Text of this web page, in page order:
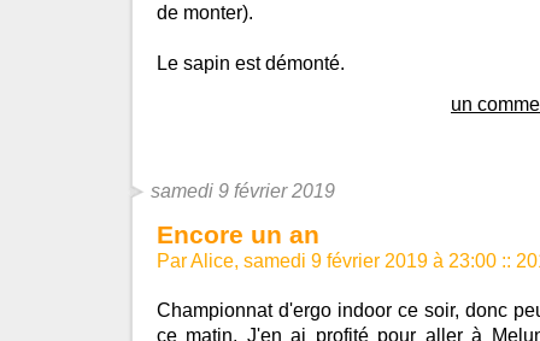
de monter).
Le sapin est démonté.
un
samedi 9 février 2019
Encore un an
Par Alice, samedi 9 février 2019 à 23:00 ::
Championnat d'ergo indoor ce soir, donc
ce matin. J'en ai profité pour aller à